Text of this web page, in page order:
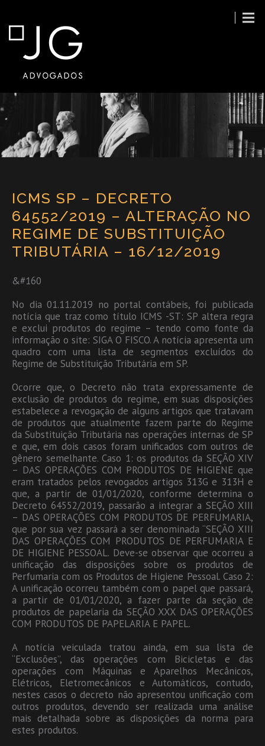
ICMS SP – DECRETO
64552/2019 – ALTERAÇÃO NO
REGIME DE SUBSTITUIÇÃO
TRIBUTÁRIA – 16/12/2019
&#160
No dia 01.11.2019 no portal contábeis, foi publicada
notícia que traz como título ICMS -ST: SP altera regra
e exclui produtos do regime – tendo como fonte da
informação o site: SIGA O FISCO. A notícia apresenta um
quadro com uma lista de segmentos excluídos do
Regime de Substituição Tributária em SP.
Ocorre que, o Decreto não trata expressamente de
exclusão de produtos do regime, em suas disposições
estabelece a revogação de alguns artigos que tratavam
de produtos que atualmente fazem parte do Regime
da Substituição Tributária nas operações internas de SP
e que, em dois casos foram unificados com outros de
gênero semelhante. Caso 1: os produtos da SEÇÃO XIV
– DAS OPERAÇÕES COM PRODUTOS DE HIGIENE que
eram tratados pelos revogados artigos 313G e 313H e
que, a partir de 01/01/2020, conforme determina o
Decreto 64552/2019, passarão a integrar a SEÇÃO XIII
– DAS OPERAÇÕES COM PRODUTOS DE PERFUMARIA,
que por sua vez passará a ser denominada “SEÇÃO XIII
DAS OPERAÇÕES COM PRODUTOS DE PERFUMARIA E
DE HIGIENE PESSOAL. Deve-se observar que ocorreu a
unificação das disposições sobre os produtos de
Perfumaria com os Produtos de Higiene Pessoal. Caso 2:
A unificação ocorreu também com o papel que passará,
a partir de 01/01/2020, a fazer parte da seção de
produtos de papelaria da SEÇÃO XXX DAS OPERAÇÕES
COM PRODUTOS DE PAPELARIA E PAPEL.
A notícia veiculada tratou ainda, em sua lista de
“Exclusões”, das operações com Bicicletas e das
operações com Máquinas e Aparelhos Mecânicos,
Elétricos, Eletromecânicos e Automáticos, contudo,
nestes casos o decreto não apresentou unificação com
outros produtos, devendo ser realizada uma análise
mais detalhada sobre as disposições da norma para
estes produtos.